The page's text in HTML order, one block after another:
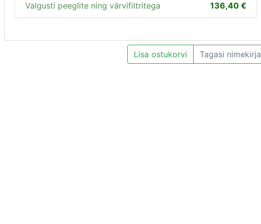
136,40
Valgusti peeglite ning värvifiltritega
Lisa ostukorvi Tagasi nimekirja